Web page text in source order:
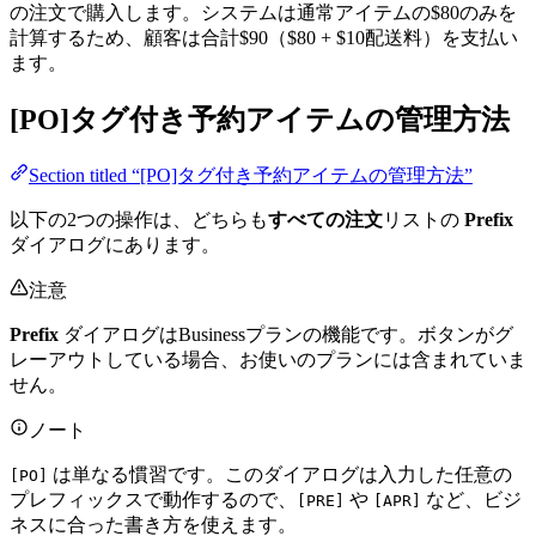
の注文で購入します。システムは通常アイテムの$80のみを
計算するため、顧客は合計$90（$80 + $10配送料）を支払い
ます。
[PO]タグ付き予約アイテムの管理方法
Section titled “[PO]タグ付き予約アイテムの管理方法”
以下の2つの操作は、どちらもすべての注文リストの Prefix
ダイアログにあります。
注意
Prefix ダイアログはBusinessプランの機能です。ボタンがグ
レーアウトしている場合、お使いのプランには含まれていま
せん。
ノート
[PO]
は単なる慣習です。このダイアログは入力した任意の
プレフィックスで動作するので、
[PRE] や [APR]
など、ビジ
ネスに合った書き方を使えます。